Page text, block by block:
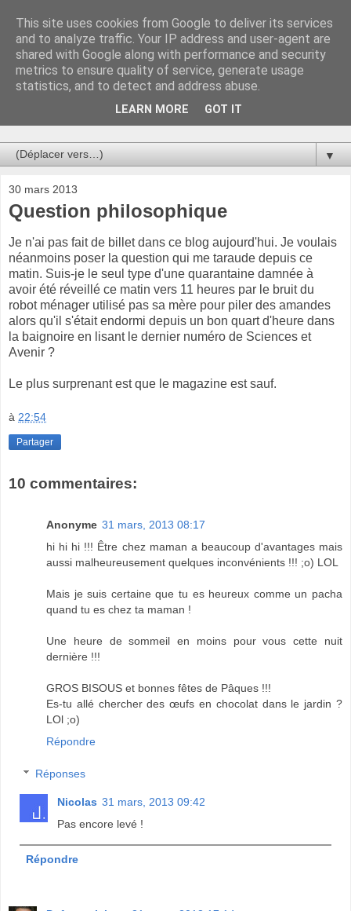
Au bistro !
La connerie étant le seul chemin susceptible de nous faire
entrevoir une parcelle de vérité, utilisons la par des moyens
de communication efficaces. Le temps qu'on remplisse nos
▼
30 mars 2013
Question philosophique
Je n'ai pas fait de billet dans ce blog aujourd'hui. Je voulais
néanmoins poser la question qui me taraude depuis ce
matin. Suis-je le seul type d'une quarantaine damnée à
avoir été réveillé ce matin vers 11 heures par le bruit du
robot ménager utilisé pas sa mère pour piler des amandes
alors qu'il s'était endormi depuis un bon quart d'heure dans
la baignoire en lisant le dernier numéro de Sciences et
Avenir ?
Le plus surprenant est que le magazine est sauf.
à 22:54
Partager
10 commentaires:
Anonyme 31 mars, 2013 08:17
hi hi hi !!! Être chez maman a beaucoup d'avantages mais
aussi malheureusement quelques inconvénients !!! ;o) LOL
Mais je suis certaine que tu es heureux comme un pacha
quand tu es chez ta maman !
Une heure de sommeil en moins pour vous cette nuit
dernière !!!
GROS BISOUS et bonnes fêtes de Pâques !!!
Es-tu allé chercher des œufs en chocolat dans le jardin ?
LOl ;o)
Répondre
Réponses
Nicolas 31 mars, 2013 09:42
Pas encore levé !
Répondre
This site uses cookies from Google to deliver its services
and to analyze traffic. Your IP address and user-agent are
shared with Google along with performance and security
metrics to ensure quality of service, generate usage
statistics, and to detect and address abuse.
LEARN MORE GOT IT